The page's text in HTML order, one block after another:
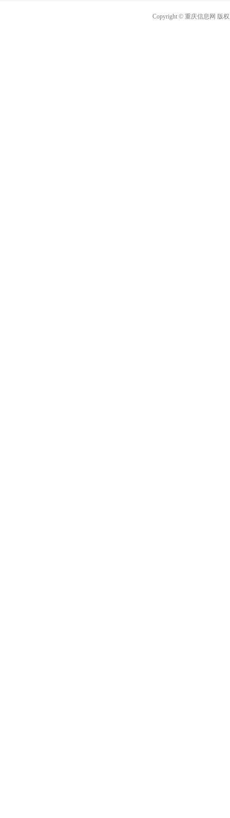
Copyright © 重庆信息网 版